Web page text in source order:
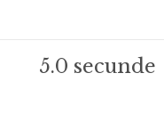
5.0 secunde